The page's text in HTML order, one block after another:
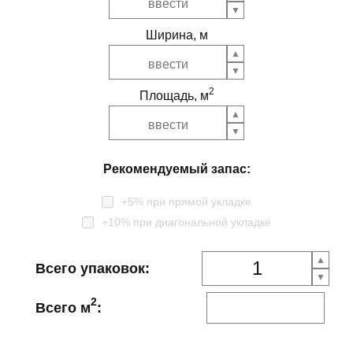
Ширина, м
Площадь, м2
Рекомендуемый запас:
+5% при прямой укладке
+10% при диагональной укладке
Всего упаковок:
Всего м2: